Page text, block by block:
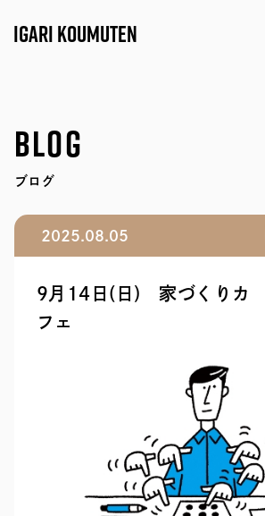
IGARI KOUMUTEN
MODEL
BLOG
IGARI
IGARI
SEAS0N
BLOG
ブログ
2025.08.05
9月14日(日) 家づくりカ
フェ